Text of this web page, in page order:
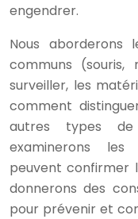
engendrer.
Nous aborderons
communs
surveiller, les
comment
autres types de
examinerons les
peuvent confirmer
donnerons des
pour prévenir et